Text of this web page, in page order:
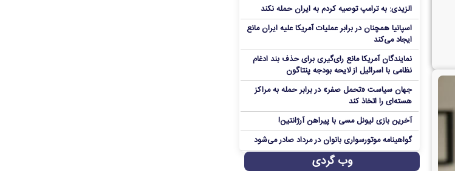
الزیدی: به ترامپ توصیه کردم به ایران حمله نکند
اسپانیا همچنان در برابر عملیات آمریکا علیه ایران مانع
ایجاد می‌کند
نمایندگان آمریکا مانع رای‌گیری برای حذف بند ادغام
نظامی با اسرائیل از لایحه بودجه پنتاگون
جهان سیاست «تحمل صفر» در برابر حمله به مراکز
هسته‌ای را اتخاذ کند
آخرین بازی لیونل مسی با پیراهن آرژانتین!
گواهینامه موتورسواری بانوان در مرداد صادر می‌شود
وب گردی